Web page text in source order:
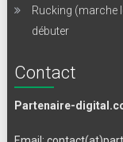
Rucking (marche
débuter
Contact
Partenaire-